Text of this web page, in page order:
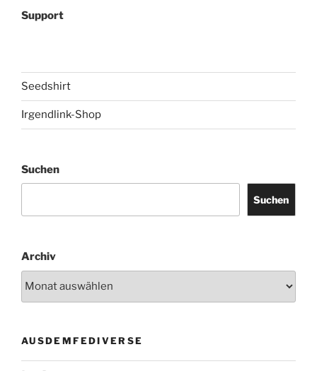
Support
Seedshirt
Irgendlink-Shop
Suchen
Suchen
Archiv
AUSDEMFEDIVERSE